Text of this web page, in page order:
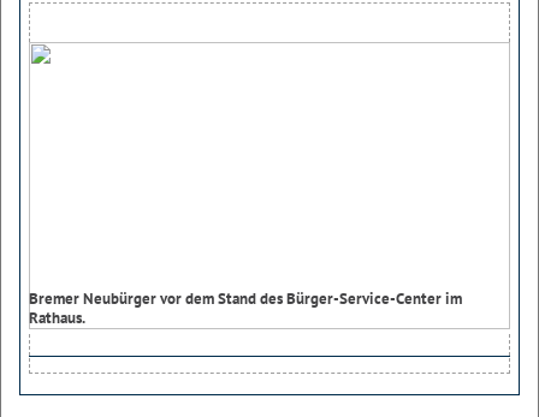
Bremer Neubürger vor dem Stand des Bürger-Service-Center im
Rathaus.